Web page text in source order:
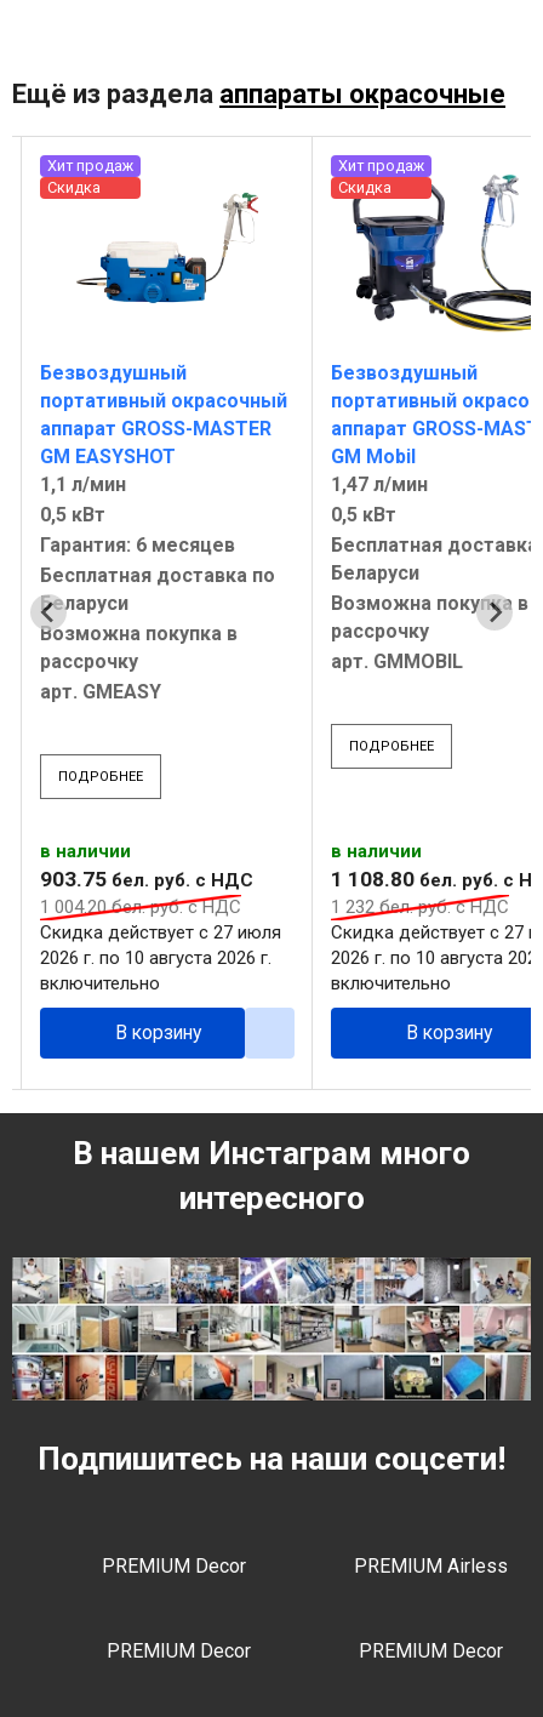
Ещё из раздела аппараты окрасочные
Хит продаж
Скидка
Безвоздушный
портативный окрасочный
аппарат GROSS-MASTER
GM EASYSHOT
1,1 л/мин
0,5 кВт
Гарантия: 6 месяцев
Бесплатная доставка по
Беларуси
Возможна покупка в
рассрочку
арт. GMEASY
ПОДРОБНЕЕ
в наличии
903.75 бел. руб. с НДС
1 004.20бел. руб. с НДС
Скидка действует с 27 июля
2026 г. по 10 августа 2026 г.
включительно
В корзину
Хит продаж
Скидка
Безвоздушный
портативный
аппарат GROSS-
GM Mobil
1,47 л/мин
0,5 кВт
Бесплатная доставка
Беларуси
Возможна покупка в
рассрочку
арт. GMMOBIL
ПОДРОБНЕЕ
в наличии
1 108.80 бел. руб. с
1 232бел. руб. с НДС
Скидка действует с 27
2026 г. по 10 августа
включительно
В корзину
В нашем Инстаграм много
интересного
Подпишитесь на наши соцсети!
PREMIUM Decor PREMIUM Airless
PREMIUM Decor PREMIUM Decor